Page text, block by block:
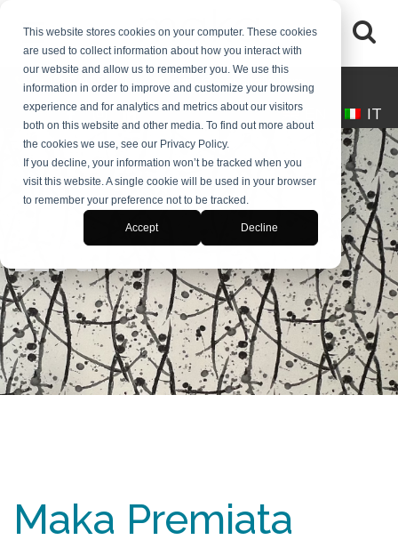
This website stores cookies on your computer. These cookies
are used to collect information about how you interact with
our website and allow us to remember you. We use this
information in order to improve and customize your browsing
experience and for analytics and metrics about our visitors
both on this website and other media. To find out more about
the cookies we use, see our Privacy Policy.
If you decline, your information won’t be tracked when you
visit this website. A single cookie will be used in your browser
to remember your preference not to be tracked.
Accept Decline
(+39) 0245546061 desk@makaitalia.com
IT
BLOG
Maka Premiata